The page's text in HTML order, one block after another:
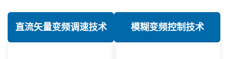
直流矢量变频调速技术 模糊变频控制技术